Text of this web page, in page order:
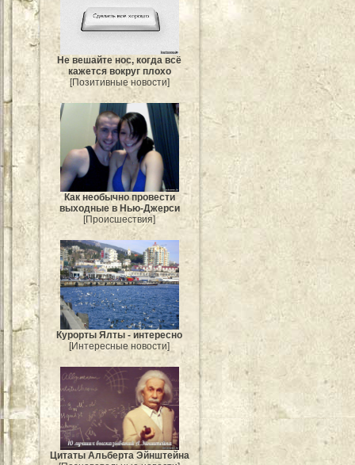
Не вешайте нос, когда всё
кажется вокруг плохо
[Позитивные новости]
Как необычно провести
выходные в Нью-Джерси
[Происшествия]
Курорты Ялты - интересно
[Интересные новости]
Цитаты Альберта Эйнштейна